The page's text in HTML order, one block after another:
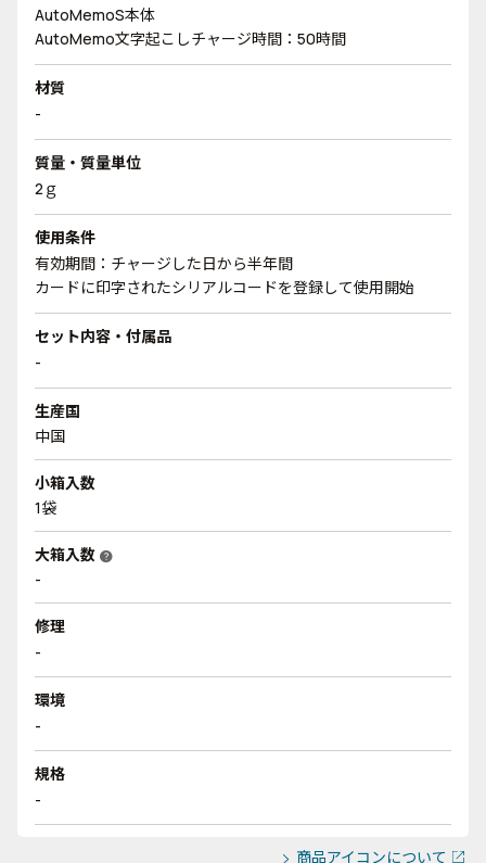
AutoMemoS本体
AutoMemo文字起こしチャージ時間：50時間
材質
-
質量・質量単位
2ｇ
使用条件
有効期間：チャージした日から半年間
カードに印字されたシリアルコードを登録して使用開始
セット内容・付属品
-
生産国
中国
小箱入数
1袋
大箱入数 help
-
修理
-
環境
-
規格
-
商品アイコンについて